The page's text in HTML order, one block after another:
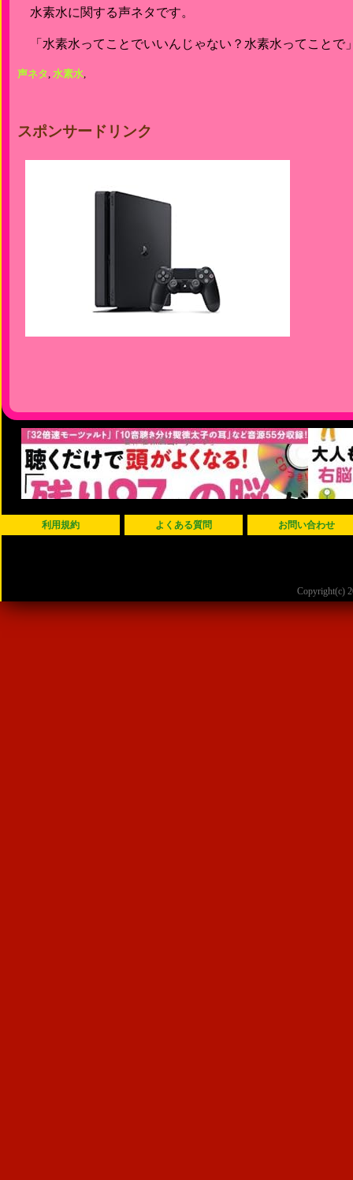
水素水に関する声ネタです。
「水素水ってことでいいんじゃない？水素水ってことで
声ネタ, 水素水,
スポンサードリンク
利用規約 よくある質問 お問い合わせ
Copyright(c)